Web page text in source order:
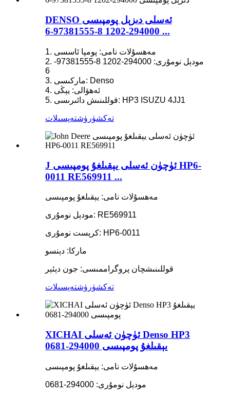
DENSO ئەسلى دىزېل پومپىسى
294000-1202 8-97381555-6 ...
1. مەھسۇلات نامى: پومپا ئاسسى
2. مودېل نومۇرى: 294000-1202 8-97381555-
6
3. ماركىسى: Denso
4. ئەھۋالى: يېڭى
5. قوللىنىش دائىرىسى: HP3 ISUZU 4JJ1
تەكشۈرۈشتەپسىلات
J ئۈچۈن ئەسلى يېقىلغۇ پومپىسى HP6-
0011 RE569911 ...
مەھسۇلات نامى: يېقىلغۇ پومپىسى
مودېل نومۇرى: RE569911
كرېست نومۇرى: HP6-0011
ماركا: دېنسو
قوللىنىشچان پروگراممىسى: جون دېئېر
تەكشۈرۈشتەپسىلات
XICHAI ئۈچۈن ئەسلى Denso HP3
يېقىلغۇ پومپىسى 294000-0681
مەھسۇلات نامى: يېقىلغۇ پومپىسى
مودېل نومۇرى: 294000-0681